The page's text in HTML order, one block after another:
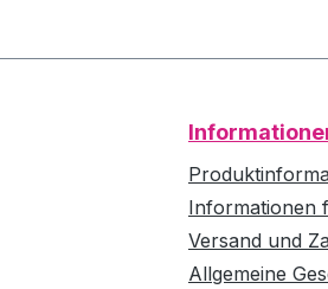
Informationen
Versand und
Allgemeine